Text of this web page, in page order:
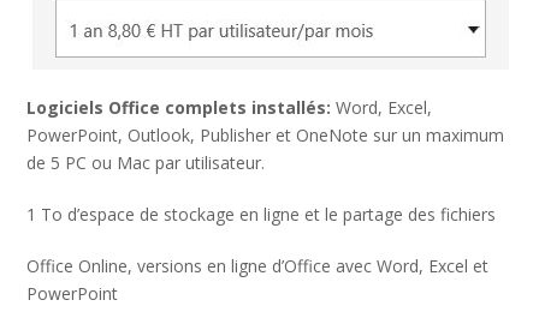
Logiciels Office complets installés: Word, Excel,
PowerPoint, Outlook, Publisher et OneNote sur un maximum
de 5 PC ou Mac par utilisateur.
1 To d’espace de stockage en ligne et le partage des fichiers
Office Online, versions en ligne d’Office avec Word, Excel et
PowerPoint